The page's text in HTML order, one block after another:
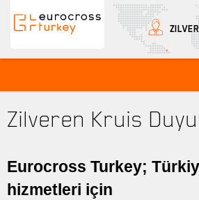
Zilveren Kruis
Eurocross Turkey;
hizmetleri için